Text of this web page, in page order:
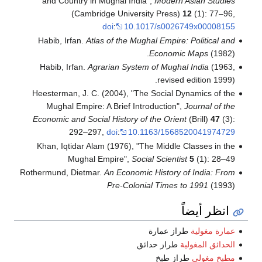
(Cambridge University Press)12
doi:
10.1017/
Habib, Irfan.Atlas of the Mughal Empire:
Economic Maps
Habib, Irfan.Agrarian System of Mughal India
revised edition
Heesterman, J. C. (2004), "The Social Dynamics
Mughal Empire: A Brief Introduction",Journal
Economic and Social History of the Orient(Brill)
292–297,doi:
10.1163/
Khan, Iqtidar Alam (1976), "The Middle Classes
Mughal Empire",Social Scientist
Rothermund, Dietmar.An Economic History of
Pre-Colonial Times to 1991
أيضاً
طراز عمارة
المغوليةطراز حدائق
طراز طبخ